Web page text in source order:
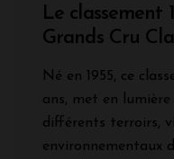
Le classement
Grands Cru
Né en 1955, ce
ans, met en
différents terroirs,
environnementaux